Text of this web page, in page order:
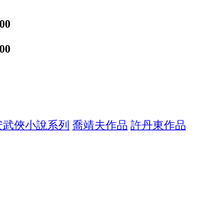
俠小說系列 喬靖夫作品 許丹東作品